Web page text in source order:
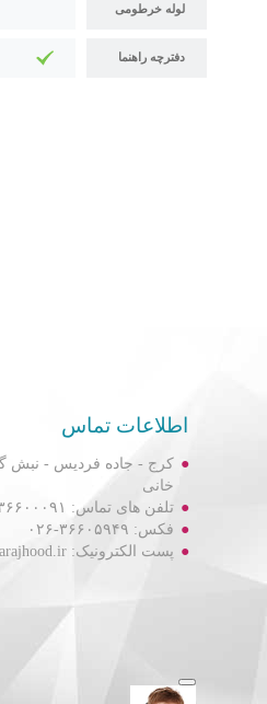
لوله خرطومی
دفترچه راهنما
اطلاعات تماس
خانی
تلفن های تماس: ۳۶۶۰۰۰۹۱-۰۲۶ - ۳۶۶۰۲۷۴۰-۰۲۶
فکس: ۳۶۶۰۵۹۴۹-۰۲۶
پست الکترونیک: info@karajhood.ir